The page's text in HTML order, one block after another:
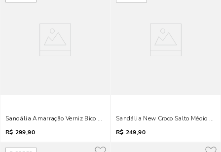
Sandália Amarração Verniz Bico Folha Marfim
R$ 299,90
Sandália New Croco Salto Médio
R$ 249,90